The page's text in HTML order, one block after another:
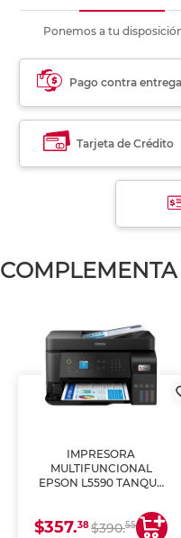
Ponemos a tu
Pago contra entrega
Tarjeta de Crédito
IMPRESORA
MULTIFUNCIONAL
EPSON L5590 TANQUE
COPIA Y ESCANEA)
$357.38$390.55